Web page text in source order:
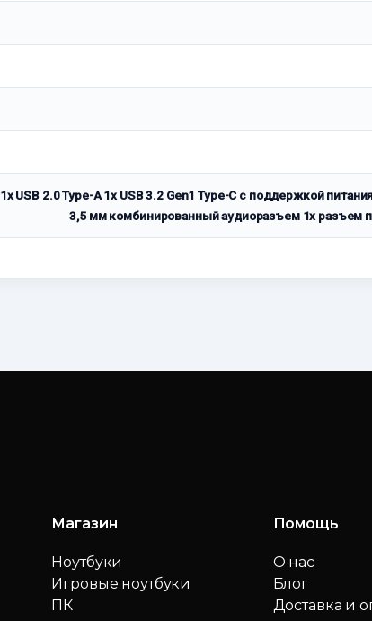
1x USB 2.0 Type-A 1x USB 3.2 Gen1 Type-C с поддержкой
3,5 мм комбинированный аудиоразъем 1x разъем
Магазин
Ноутбуки
Игровые ноутбуки
ПК
Помощь
О нас
Блог
Доставка и